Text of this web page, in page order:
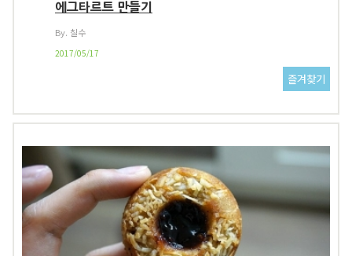
에그타르트 만들기
By. 칠수
2017/05/17